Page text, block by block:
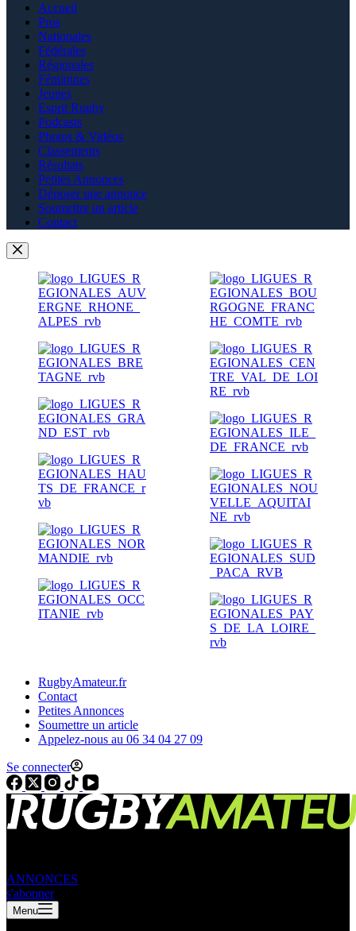
Accueil
Pros
Nationales
Fédérales
Régionales
Féminines
Jeunes
Esprit Rugby
Podcasts
Photos & Vidéos
Classements
Résultats
Petites Annonces
Déposer une annonce
Soumettre un article
Contact
RugbyAmateur.fr
Contact
Petites Annonces
Soumettre un article
Appelez-nous au 06 34 04 27 09
Se connecter
ANNONCES
s'abonner
Menu